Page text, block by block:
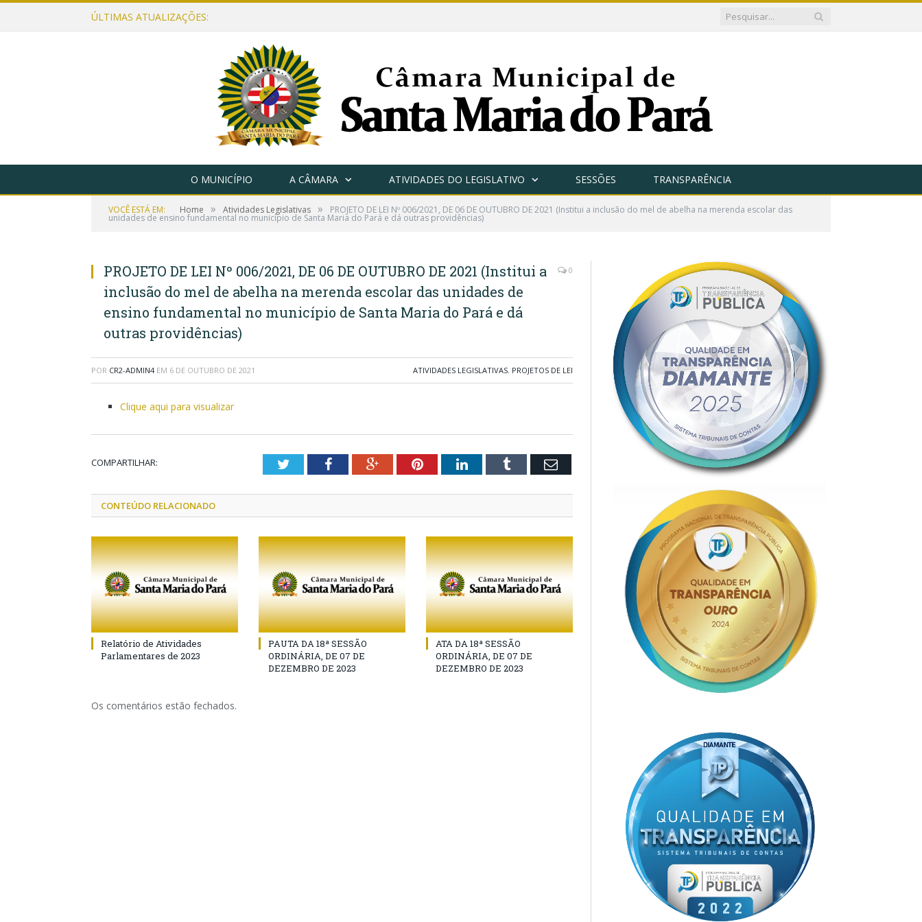
ÚLTIMAS ATUALIZAÇÕES:
O MUNICÍPIO A CÂMARA ATIVIDADES DO LEGISLATIVO SESSÕES TRANSPARÊNCIA
VOCÊ ESTÁ EM: Home » Atividades Legislativas » PROJETO DE LEI Nº 006/2021, DE 06 DE OUTUBRO DE 2021 (Institui a inclusão do mel de abelha na merenda escolar das
unidades de ensino fundamental no município de Santa Maria do Pará e dá outras providências)
PROJETO DE LEI Nº 006/2021, DE 06 DE OUTUBRO DE 2021 (Institui a
inclusão do mel de abelha na merenda escolar das unidades de
ensino fundamental no município de Santa Maria do Pará e dá
outras providências)
0
POR CR2-ADMIN4 EM 6 DE OUTUBRO DE 2021 ATIVIDADES LEGISLATIVAS, PROJETOS DE LEI
Clique aqui para visualizar
COMPARTILHAR: TwitterFacebookGoogle+PinterestLinkedInTumblr Email
CONTEÚDO RELACIONADO
Relatório de Atividades
Parlamentares de 2023
PAUTA DA 18ª SESSÃO
ORDINÁRIA, DE 07 DE
DEZEMBRO DE 2023
ATA DA 18ª SESSÃO
ORDINÁRIA, DE 07 DE
DEZEMBRO DE 2023
Os comentários estão fechados.